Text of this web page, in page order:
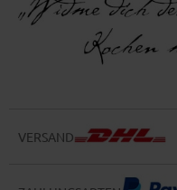
VERSAND